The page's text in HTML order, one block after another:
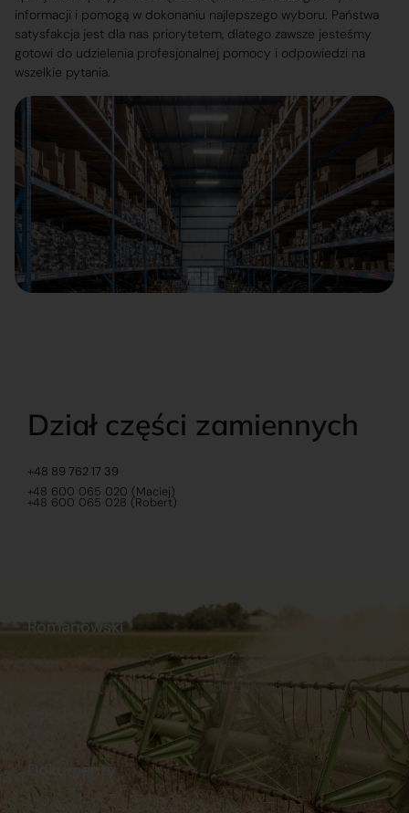
informacji i pomogą w dokonaniu najlepszego wyboru. Państwa
satysfakcja jest dla nas priorytetem, dlatego zawsze jesteśmy
gotowi do udzielenia profesjonalnej pomocy i odpowiedzi na
wszelkie pytania.
Dział części zamiennych
+48 89 762 17 39
+48 600 065 020 (Maciej)
+48 600 065 028 (Robert)
Dokumenty
Regulamin Dostawy
Romanowski
Sklep internetowy
Praca
Ubezpieczenia